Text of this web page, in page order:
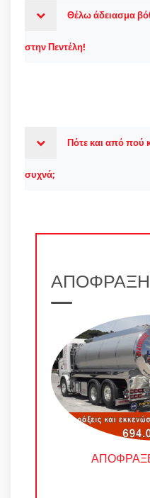
Θέλω άδειασμα
στην Πεντέλη!
Πότε και από πού
συχνά;
ΑΠΟΦΡΑΞΗ